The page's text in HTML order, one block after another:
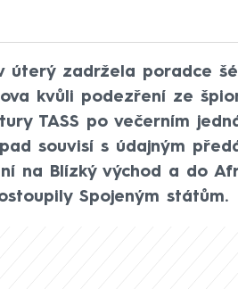
v úterý zadržela poradce
kvůli podezření ze
TASS po večerním
souvisí s údajným
na Blízký východ a do
Spojeným státům.